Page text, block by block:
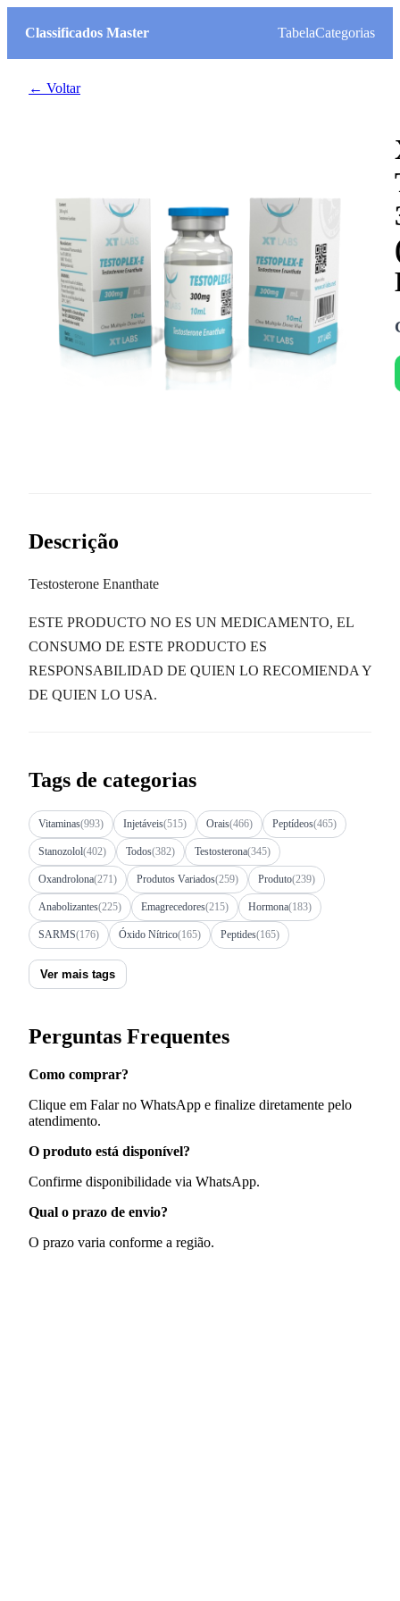
Classificados Master TabelaCategorias
← Voltar
Descrição
Testosterone Enanthate
ESTE PRODUCTO NO ES UN MEDICAMENTO, EL
CONSUMO DE ESTE PRODUCTO ES
RESPONSABILIDAD DE QUIEN LO RECOMIENDA Y
DE QUIEN LO USA.
Tags de categorias
Vitaminas(993) Injetáveis(515) Orais(466) Peptídeos(465)
Stanozolol(402) Todos(382) Testosterona(345)
Oxandrolona(271) Produtos Variados(259) Produto(239)
Anabolizantes(225) Emagrecedores(215) Hormona(183)
SARMS(176) Óxido Nítrico(165) Peptides(165)
Ver mais tags
Perguntas Frequentes
Como comprar?
Clique em Falar no WhatsApp e finalize diretamente pelo
atendimento.
O produto está disponível?
Confirme disponibilidade via WhatsApp.
Qual o prazo de envio?
O prazo varia conforme a região.